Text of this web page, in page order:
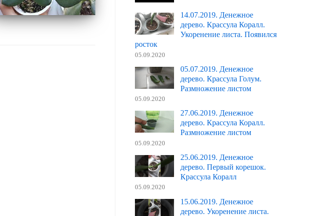
14.07.2019. Денежное
дерево. Крассула Коралл.
Укоренение листа. Появился
росток
05.09.2020
05.07.2019. Денежное
дерево. Крассула Голум.
Размножение листом
05.09.2020
27.06.2019. Денежное
дерево. Крассула Коралл.
Размножение листом
05.09.2020
25.06.2019. Денежное
дерево. Первый корешок.
Крассула Коралл
05.09.2020
15.06.2019. Денежное
дерево. Укоренение листа.